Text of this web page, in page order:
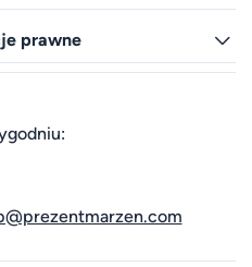
prawne